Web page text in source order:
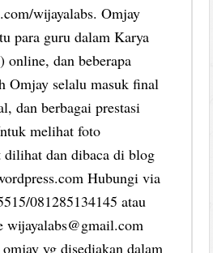
wijayalabs. Omjay
para guru dalam Karya
dan beberapa
Omjay selalu masuk final
dan berbagai prestasi
melihat foto
dilihat dan dibaca di blog
Hubungi via
081285134145 atau
yg disediakan dalam